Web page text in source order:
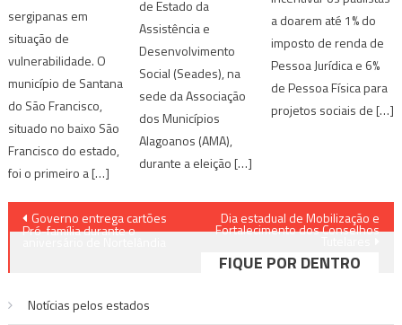
sergipanas em
situação de
vulnerabilidade. O
município de Santana
do São Francisco,
situado no baixo São
Francisco do estado,
foi o primeiro a […]
de Estado da
Assistência e
Desenvolvimento
Social (Seades), na
sede da Associação
dos Municípios
Alagoanos (AMA),
durante a eleição […]
a doarem até 1% do
imposto de renda de
Pessoa Jurídica e 6%
de Pessoa Física para
projetos sociais de […]
Navegação
Governo entrega cartões
Pró-família durante o
Dia estadual de Mobilização e
Fortalecimento dos Conselhos
FIQUE POR DENTRO
Notícias pelos estados